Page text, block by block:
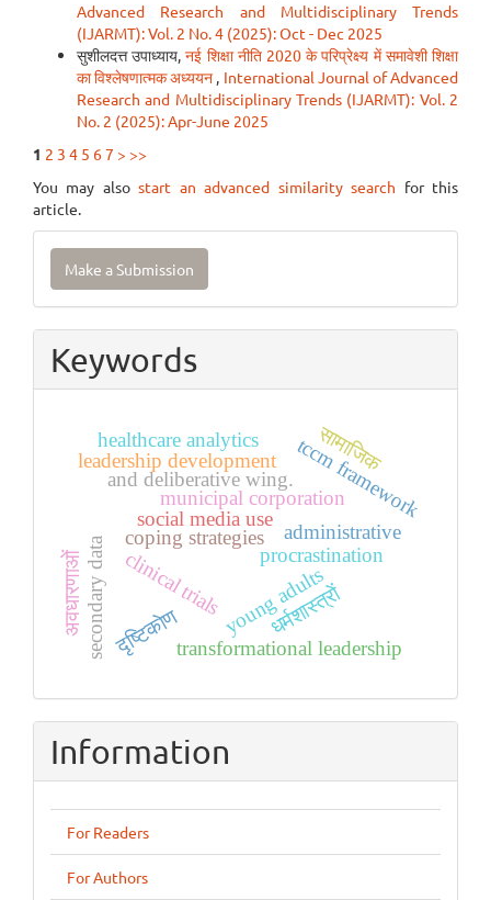
Advanced Research and Multidisciplinary Trends
(IJARMT): Vol. 2 No. 4 (2025): Oct - Dec 2025
सुशीलदत्त उपाध्याय,नई शिक्षा नीति 2020 के परिप्रेक्ष्य में समावेशी शिक्षा
का विश्लेषणात्मक अध्ययन , International Journal of Advanced
Research and Multidisciplinary Trends (IJARMT): Vol. 2
No. 2 (2025): Apr-June 2025
1 2 3 4 5 67 > >>
You may alsostart an advanced similarity search for this
article.
Make
Submission
Make a Submission
Keywords
procrastination
social media use
coping strategies
young adults
secondary data
municipal corporation
administrative
and deliberative wing.
transformational leadership
tccm framework
leadership development
clinical trials
healthcare analytics
अवधारणाओं
सामाजिक
धर्मशास्त्रों
दृष्टिकोण
Information
For Readers
For Authors